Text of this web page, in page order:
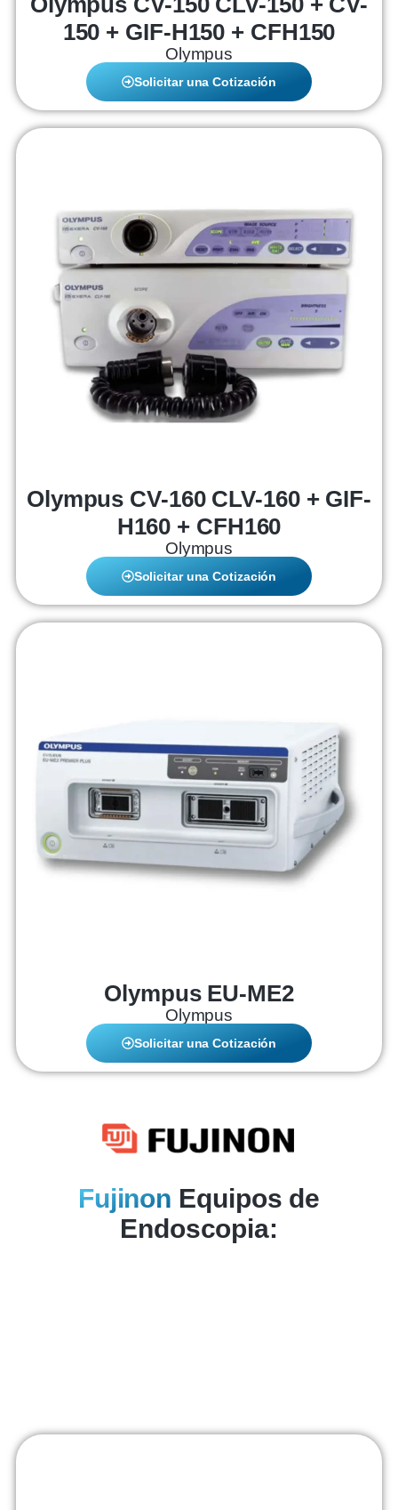
150 + GIF-H150 + CFH150
Olympus
Solicitar una Cotización
Olympus CV-160 CLV-160 + GIF-
H160 + CFH160
Olympus
Solicitar una Cotización
Olympus EU-ME2
Olympus
Solicitar una Cotización
Fujinon Equipos de
Endoscopia: